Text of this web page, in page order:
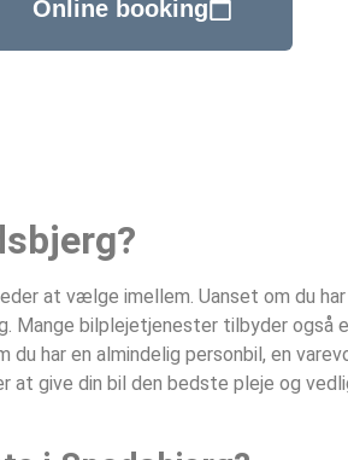
Online booking
at vælge imellem. Uanset om du
Mange bilplejetjenester tilbyder også
har en almindelig personbil, en
at give din bil den bedste pleje og